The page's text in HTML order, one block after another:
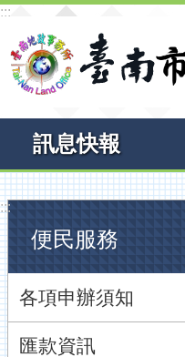
跳到主要內容區塊
:::
訊息快報
:::
便民服務
各項申辦須知
匯款資訊